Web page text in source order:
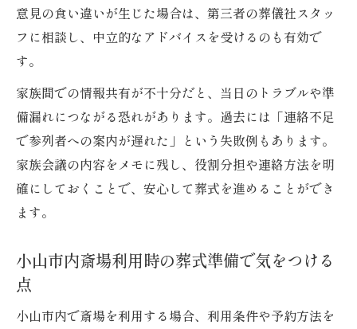
意見の食い違いが生じた場合は、第三者の葬儀社スタッ
フに相談し、中立的なアドバイスを受けるのも有効で
す。
家族間での情報共有が不十分だと、当日のトラブルや準
備漏れにつながる恐れがあります。過去には「連絡不足
で参列者への案内が遅れた」という失敗例もあります。
家族会議の内容をメモに残し、役割分担や連絡方法を明
確にしておくことで、安心して葬式を進めることができ
ます。
小山市内斎場利用時の葬式準備で気をつける
点
小山市内で斎場を利用する場合、利用条件や予約方法を